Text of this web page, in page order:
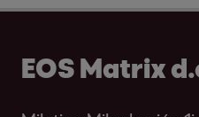
EOS Matrix